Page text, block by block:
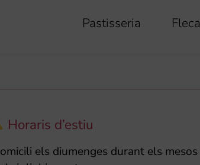
Pastisseria Fleca
Horaris d’estiu
els diumenges durant els mesos